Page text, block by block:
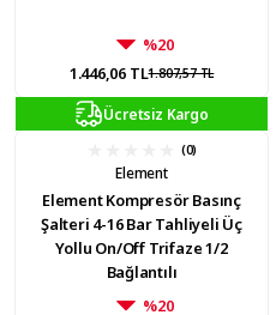
%20
1.446,06 TL1.807,57 TL
Ücretsiz Kargo
(0)
Element
Element Kompresör Basınç
Şalteri 4-16 Bar Tahliyeli Üç
Yollu On/Off Trifaze 1/2
Bağlantılı
%20